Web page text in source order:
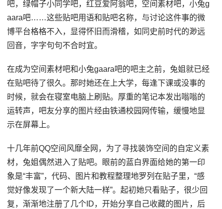
吧，绿帽子小同学吧，红豆爱阿翁吧，空间素材吧，小兔g
aara吧……这些贴吧用语和贴吧名称，与讨论这件事的微
博平台格格不入，显得怀旧而滑稽，如同史前时代的渺远
回音，字字句句不合时宜。
在成为空间素材吧和小兔gaara吧的吧主之前，兔姐就已经
在贴吧待了很久。那时她还在上大学，每逢下课或没事的
时候，就会在寝室电脑上刷贴。厚重的笔记本发出嗡嗡的
运转声，吧友分享的图片经由铁通校园网传输，缓慢地显
示在屏幕上。
十几年前QQ空间风靡全网，为了寻找装饰空间的自定义素
材，兔姐偶然进入了贴吧。眼前的蓝白界面给她的第一印
象是“丰富”，代码、图片和教程整理地罗列在贴子里，“感
觉好像发现了一个新大陆一样”。起初她只看贴子，很少回
复，渐渐地注册了几个ID，开始分享自己收藏的图片，后